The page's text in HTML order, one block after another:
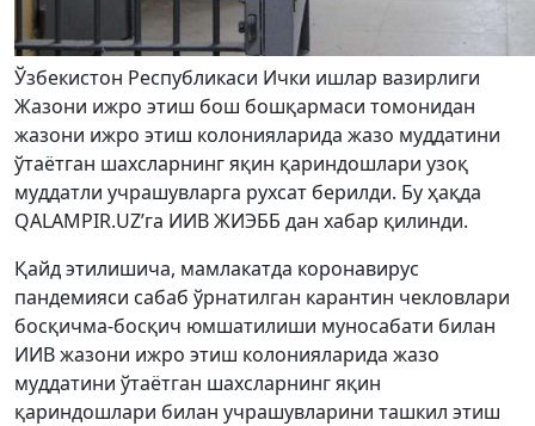
Ўзбекистон Республикаси Ички ишлар вазирлиги
Жазони ижро этиш бош бошқармаси томонидан
жазони ижро этиш колонияларида жазо муддатини
ўтаётган шахсларнинг яқин қариндошлари узоқ
муддатли учрашувларга рухсат берилди. Бу ҳақда
QALAMPIR.UZ’га ИИВ ЖИЭББ дан хабар қилинди.
Қайд этилишича, мамлакатда коронавирус
пандемияси сабаб ўрнатилган карантин чекловлари
босқичма-босқич юмшатилиши муносабати билан
ИИВ жазони ижро этиш колонияларида жазо
муддатини ўтаётган шахсларнинг яқин
қариндошлари билан учрашувларини ташкил этиш